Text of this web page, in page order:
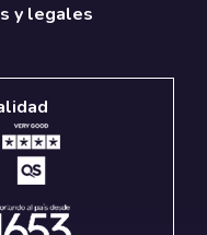
y legales